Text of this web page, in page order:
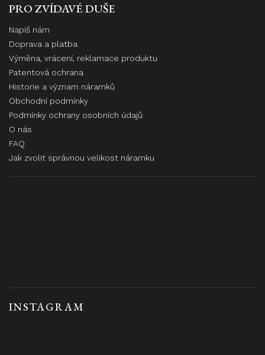
INSTAGRAM
PRO ZVÍDAVÉ DUŠE
Napiš nám
Doprava a platba
Výměna, vrácení, reklamace produktu
Patentová ochrana
Historie a význam náramků
Obchodní podmínky
Podmínky ochrany osobních údajů
O nás
FAQ
Jak zvolit správnou velikost náramku